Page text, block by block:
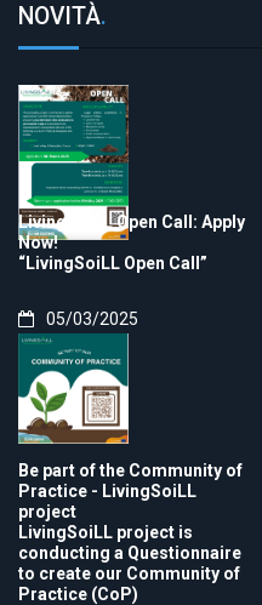
NOVITÀ.
LivingSoiLL Open Call: Apply
Now!
“LivingSoiLL Open Call”
05/03/2025
Be part of the Community of
Practice - LivingSoiLL
project
LivingSoiLL project is
conducting a Questionnaire
to create our Community of
Practice (CoP)